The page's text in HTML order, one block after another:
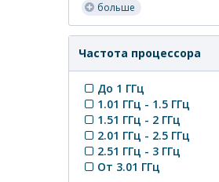
больше
Частота процессора
До 1 ГГц
1.01 ГГц - 1.5 ГГц
1.51 ГГц - 2 ГГц
2.01 ГГц - 2.5 ГГц
2.51 ГГц - 3 ГГц
От 3.01 ГГц